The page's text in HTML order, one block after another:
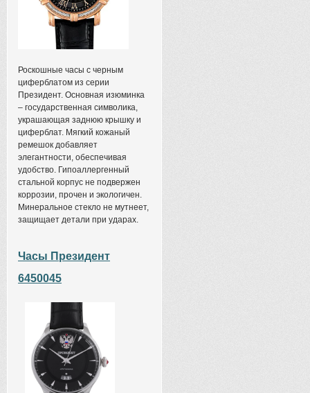
Роскошные часы с черным
циферблатом из серии
Президент. Основная изюминка
– государственная символика,
украшающая заднюю крышку и
циферблат. Мягкий кожаный
ремешок добавляет
элегантности, обеспечивая
удобство. Гипоаллергенный
стальной корпус не подвержен
коррозии, прочен и экологичен.
Минеральное стекло не мутнеет,
защищает детали при ударах.
Часы Президент
6450045